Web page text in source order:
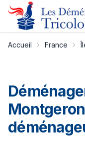
Accueil France